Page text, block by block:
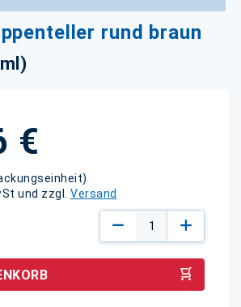
rund braun
€
und zzgl. Versand